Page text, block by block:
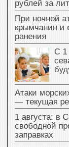
рублей за
При ночной
крымчанин и
ранения
С 1
Атаки
— текущая
1 августа: в
свободной
заправках